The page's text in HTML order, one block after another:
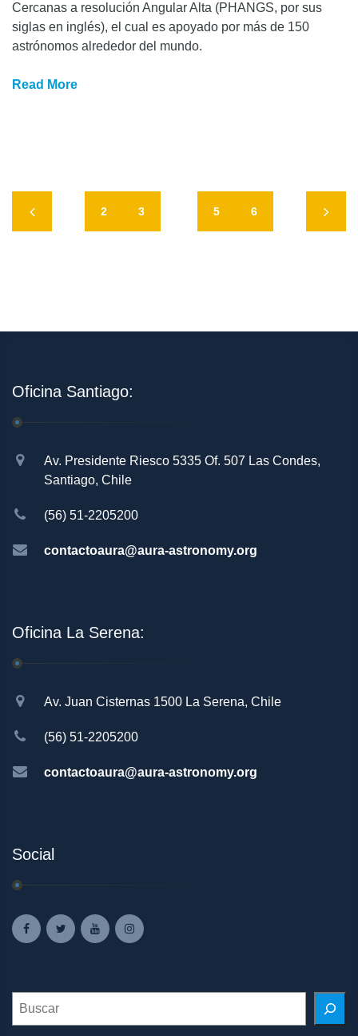
Cercanas a resolución Angular Alta (PHANGS, por sus
siglas en inglés), el cual es apoyado por más de 150
astrónomos alrededor del mundo.
Read More
2 3 5 6
Oficina Santiago:
Av. Presidente Riesco 5335 Of. 507 Las Condes,
Santiago, Chile
(56) 51-2205200
contactoaura@aura-astronomy.org
Oficina La Serena:
Av. Juan Cisternas 1500 La Serena, Chile
(56) 51-2205200
contactoaura@aura-astronomy.org
Social
Search